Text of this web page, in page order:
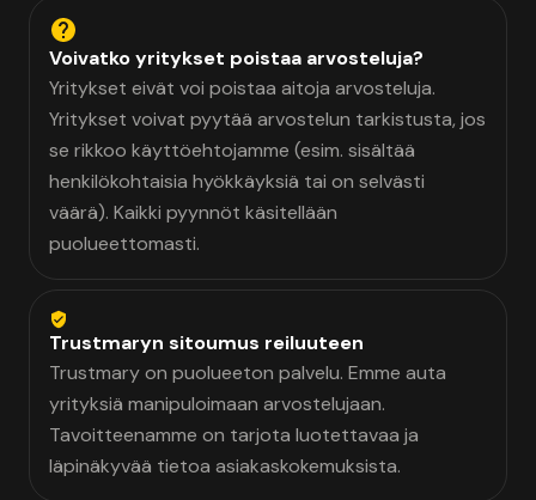
Voivatko yritykset poistaa arvosteluja?
Yritykset eivät voi poistaa aitoja arvosteluja.
Yritykset voivat pyytää arvostelun tarkistusta, jos
se rikkoo käyttöehtojamme (esim. sisältää
henkilökohtaisia hyökkäyksiä tai on selvästi
väärä). Kaikki pyynnöt käsitellään
puolueettomasti.
Trustmaryn sitoumus reiluuteen
Trustmary on puolueeton palvelu. Emme auta
yrityksiä manipuloimaan arvostelujaan.
Tavoitteenamme on tarjota luotettavaa ja
läpinäkyvää tietoa asiakaskokemuksista.